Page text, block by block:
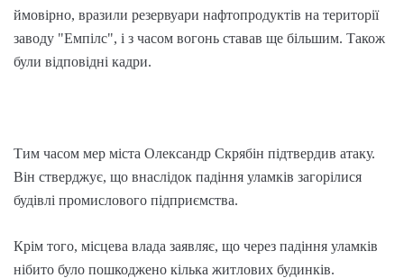
ймовірно, вразили резервуари нафтопродуктів на території
заводу "Емпілс", і з часом вогонь ставав ще більшим. Також
були відповідні кадри.
Тим часом мер міста Олександр Скрябін підтвердив атаку.
Він стверджує, що внаслідок падіння уламків загорілися
будівлі промислового підприємства.
Крім того, місцева влада заявляє, що через падіння уламків
нібито було пошкоджено кілька житлових будинків.